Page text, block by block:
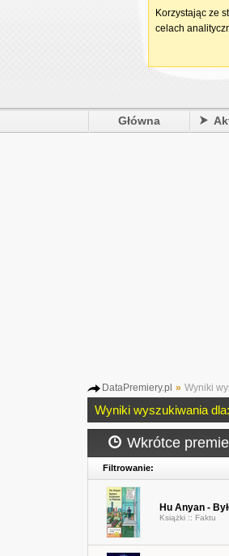
Główna
DataPremiery.pl » Wyniki
Wyniki wyszukiwania
Wkrótce
Filtrowanie:
Hu Anyan -
Książki :: Faktu
Korzystając ze
celach